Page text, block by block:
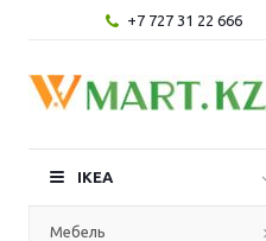
+7 727 31 22 666
IKEA
Мебель